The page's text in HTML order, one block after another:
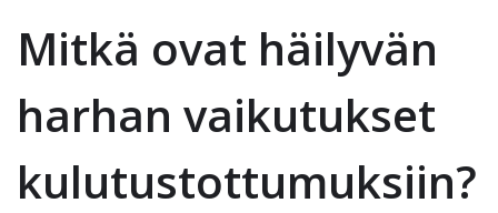
Mitkä ovat häilyvän
harhan vaikutukset
kulutustottumuksiin?